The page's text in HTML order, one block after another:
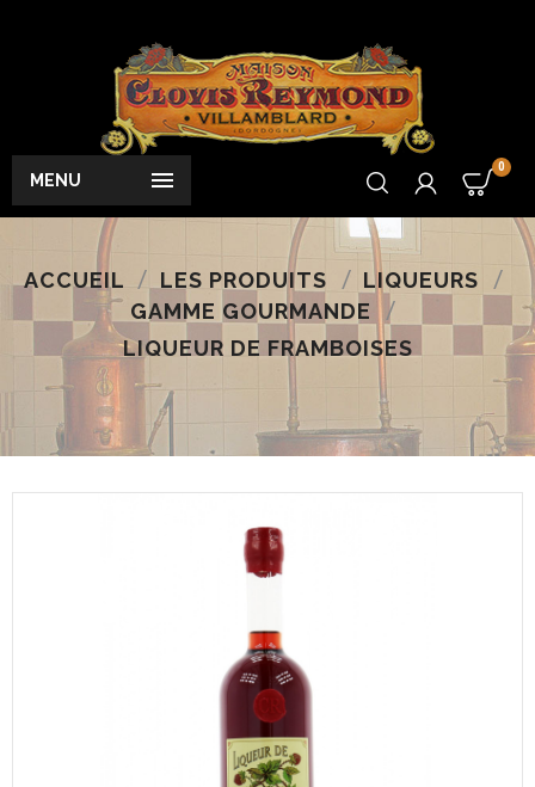

MENU
0
ACCUEIL LES PRODUITS
LIQUEURS
GAMME GOURMANDE
LIQUEUR DE FRAMBOISES